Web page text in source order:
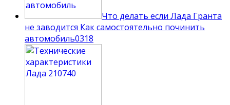
Что делать если Лада Гранта
не заводится Как самостоятельно починить
автомобиль0318